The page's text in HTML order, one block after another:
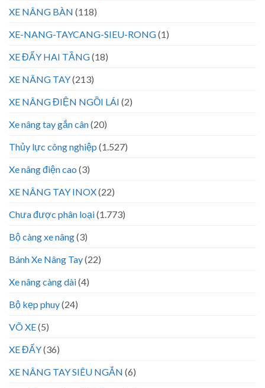
XE NÂNG BÀN (118)
XE-NANG-TAYCANG-SIEU-RONG(1)
XE ĐẨY HAI TẦNG(18)
XE NÂNG TAY(213)
XE NÂNG ĐIỆN NGỒI LÁI (2)
Xe nâng tay gắn cân(20)
Thủy lực công nghiệp (1.527)
Xe nâng điện cao (3)
XE NÂNG TAY INOX(22)
Chưa được phân loại(1.773)
Bộ càng xe nâng(3)
Bánh Xe Nâng Tay(22)
Xe nâng càng dài(4)
Bộ kẹp phuy(24)
VÕ XE(5)
XE ĐẨY(36)
XE NÂNG TAY SIÊU NGẮN (6)